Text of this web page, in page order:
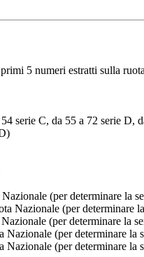
5 numeri estratti sulla
serie C, da 55 a 72 serie D,
(per determinare la
Nazionale (per determinare
(per determinare la
(per determinare la
(per determinare la